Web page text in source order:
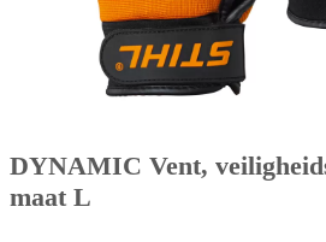
DYNAMIC Vent,
maat L